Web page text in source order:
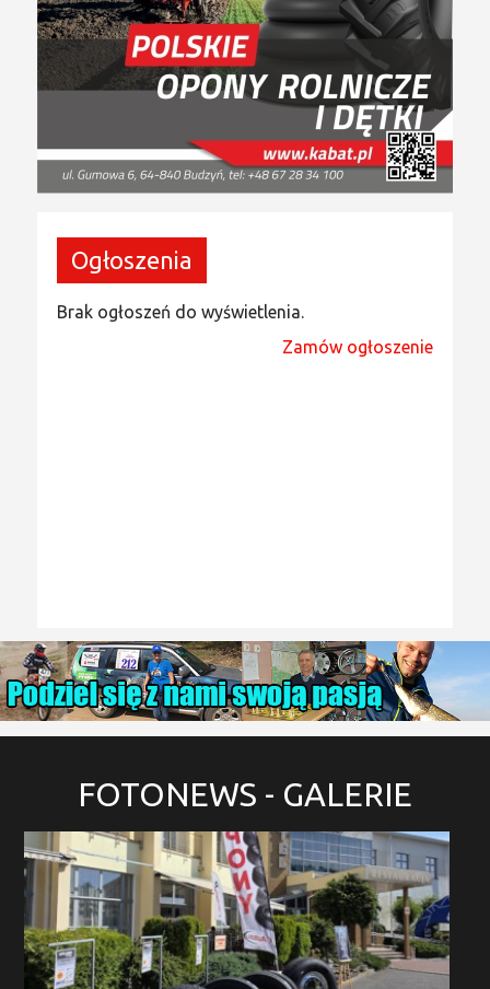
Ogłoszenia
Brak ogłoszeń do wyświetlenia.
Zamów ogłoszenie
FOTONEWS - GALERIE